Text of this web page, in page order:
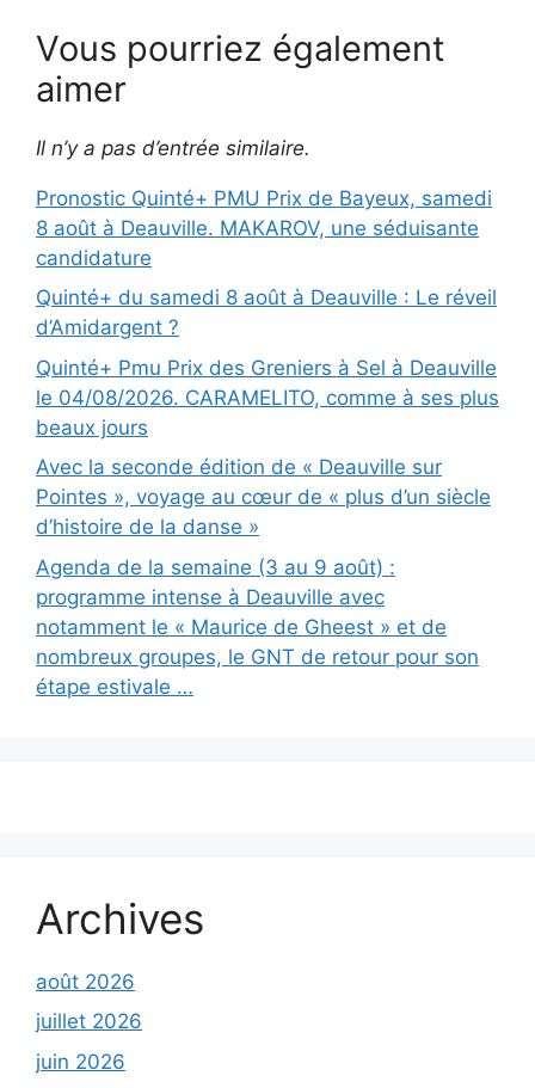
Vous pourriez également
aimer
Il n’y a pas d’entrée similaire.
Pronostic Quinté+ PMU Prix de Bayeux, samedi
8 août à Deauville. MAKAROV, une séduisante
candidature
Quinté+ du samedi 8 août à Deauville : Le réveil
d’Amidargent ?
Quinté+ Pmu Prix des Greniers à Sel à Deauville
le 04/08/2026. CARAMELITO, comme à ses plus
beaux jours
Avec la seconde édition de « Deauville sur
Pointes », voyage au cœur de « plus d’un siècle
d’histoire de la danse »
Agenda de la semaine (3 au 9 août) :
programme intense à Deauville avec
notamment le « Maurice de Gheest » et de
nombreux groupes, le GNT de retour pour son
étape estivale …
Archives
août 2026
juillet 2026
juin 2026